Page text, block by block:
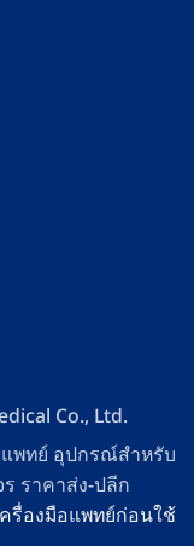
Co., Ltd.
พทย์ อุปกรณ์สำหรับ
ราคาส่ง-ปลีก
รื่องมือแพทย์ก่อนใช้